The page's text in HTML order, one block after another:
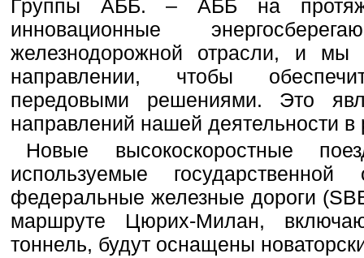
Группы АББ. – АББ на
инновационные
железнодорожной отрасли, и
направлении, чтобы
передовыми решениями. Это
направлений нашей деятельности в
Новые высокоскоростные
используемые государственной
федеральные железные дороги
маршруте Цюрих-Милан,
тоннель, будут оснащены